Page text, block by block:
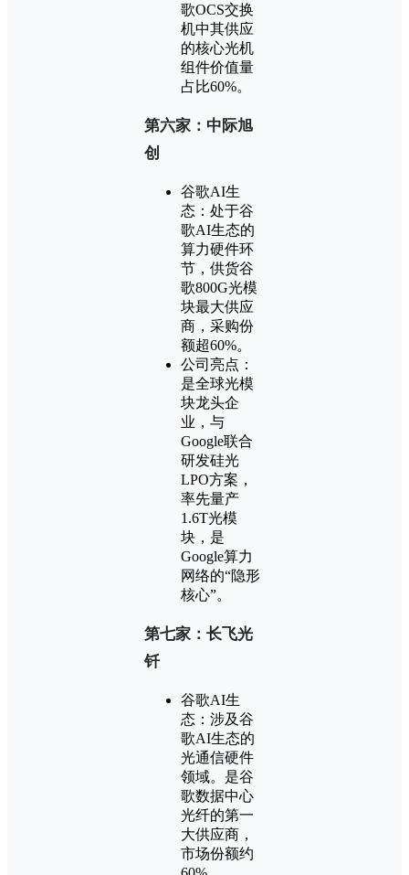
歌OCS交换
机中其供应
的核心光机
组件价值量
占比60%。
第六家：中际旭
创
谷歌AI生
态：处于谷
歌AI生态的
算力硬件环
节，供货谷
歌800G光模
块最大供应
商，采购份
额超60%。
公司亮点：
是全球光模
块龙头企
业，与
Google联合
研发硅光
LPO方案，
率先量产
1.6T光模
块，是
Google算力
网络的“隐形
核心”。
第七家：长飞光
钎
谷歌AI生
态：涉及谷
歌AI生态的
光通信硬件
领域。是谷
歌数据中心
光纤的第一
大供应商，
市场份额约